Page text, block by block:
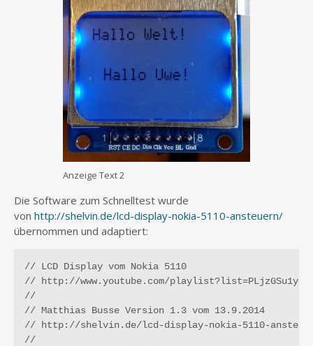
Anzeige Text 2
Die Software zum Schnelltest wurde
von http://shelvin.de/lcd-display-nokia-5110-ansteuern/
übernommen und adaptiert:
// LCD Display vom Nokia 5110
// http://www.youtube.com/
//
// Matthias Busse Version 1.3 vom 13.9.2014
// http://shelvin.de/lcd-display-nokia-5110-
//